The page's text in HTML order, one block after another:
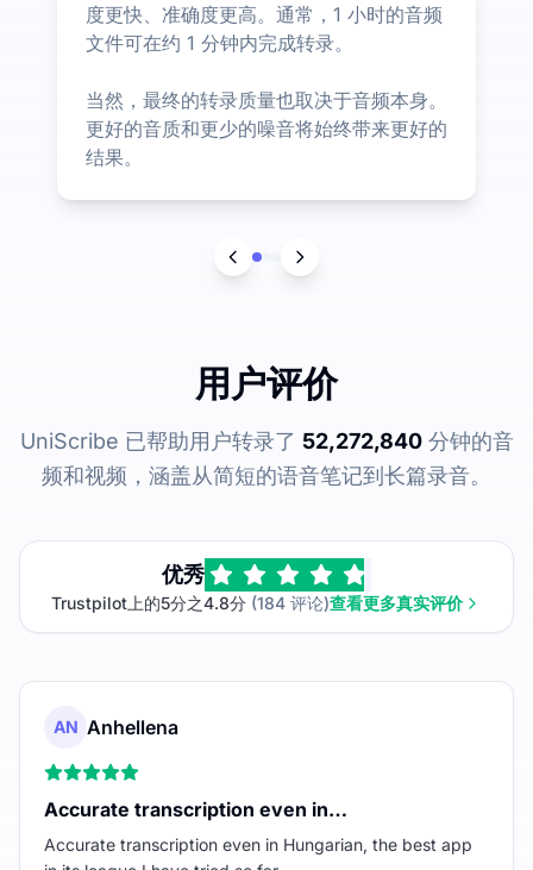
度更快、准确度更高。通常，1 小时的音频
文件可在约 1 分钟内完成转录。
当然，最终的转录质量也取决于音频本身。
更好的音质和更少的噪音将始终带来更好的
结果。
用户评价
UniScribe 已帮助用户转录了 52,272,840分钟的音
频和视频，涵盖从简短的语音笔记到长篇录音。
优秀
Trustpilot上的5分之4.8分 (184 评论)查看更多真实评价
AN Anhellena
Accurate transcription even in…
Accurate transcription even in Hungarian, the best app